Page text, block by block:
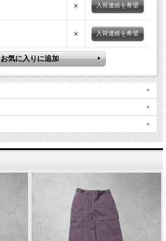
× 入荷連絡を希望
× 入荷連絡を希望